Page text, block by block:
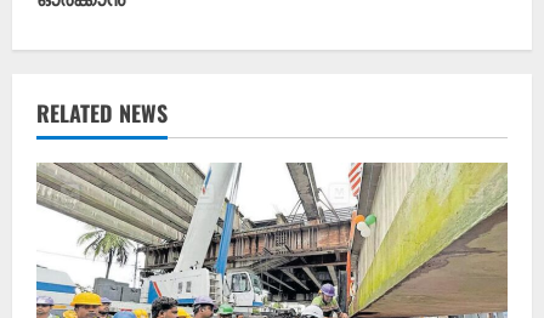
n
u
e
R
e
a
RELATED NEWS